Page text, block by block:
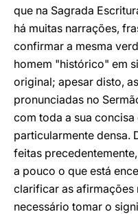
que na Sagrada
há muitas narrações,
confirmar a mesma
homem "histórico" em
original; apesar disto,
pronunciadas no
com toda a sua
particularmente densa.
feitas
a pouco o que está
clarificar as afirmações
necessário tomar o